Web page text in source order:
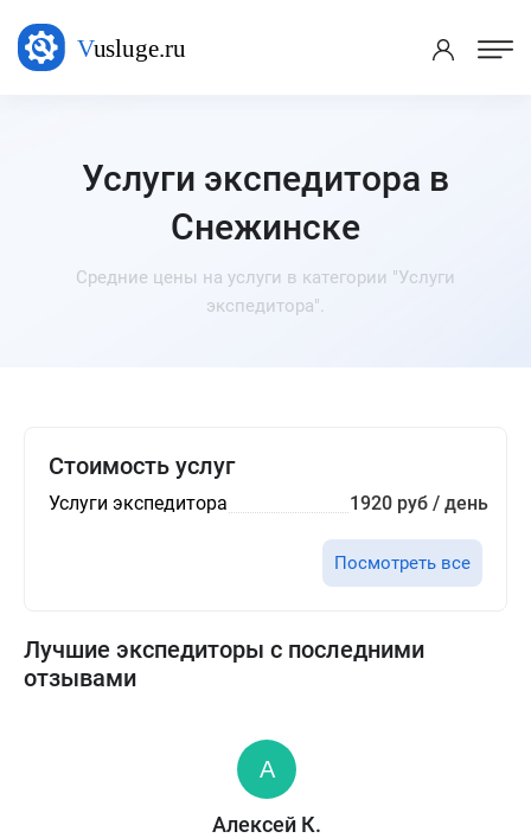
Услуги экспедитора в
Снежинске
Средние цены на услуги в категории "Услуги
экспедитора".
Стоимость услуг
Услуги экспедитора 1920 руб / день
Посмотреть все
Лучшие экспедиторы с последними
отзывами
Алексей К.